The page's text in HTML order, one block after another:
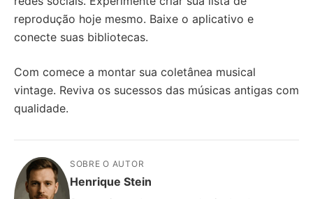
reprodução hoje mesmo. Baixe o aplicativo e
conecte suas bibliotecas.
Com comece a montar sua coletânea musical
vintage. Reviva os sucessos das músicas antigas com
qualidade.
SOBRE O AUTOR
Henrique Stein